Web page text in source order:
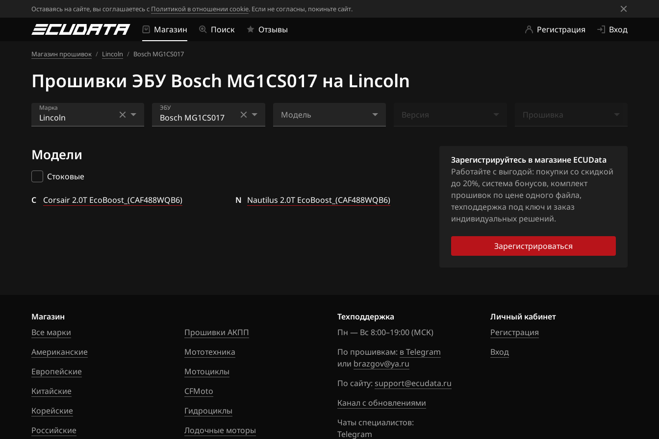
Оставаясь на сайте, вы соглашаетесь с Политикой в отношении cookie. Если не согласны, покиньте сайт.
Магазин Поиск Отзывы Регистрация Вход
Магазин прошивок / Lincoln / Bosch MG1CS017
Прошивки ЭБУ Bosch MG1CS017 на Lincoln
Марка
Alfa Romeo
ATLAS
Audi
BYD
Cadillac
Changan
Chenglong
Chery
Chevrolet
Chrysler
ЭБУ
Модель
Версия
Прошивка
Модели
Стоковые
C Corsair 2.0T EcoBoost_(CAF488WQB6) N Nautilus 2.0T EcoBoost_(CAF488WQB6)
Зарегистрируйтесь в магазине ECUData
Работайте с выгодой: покупки со скидкой
до 20%, система бонусов, комплект
прошивок по цене одного файла,
техподдержка под ключ и заказ
индивидуальных решений.
Зарегистрироваться
Магазин
Все марки
Американские
Европейские
Китайские
Корейские
Российские
Прошивки АКПП
Мототехника
Мотоциклы
CFMoto
Гидроциклы
Лодочные моторы
Техподдержка
Пн — Вс 8:00–19:00 (МСК)
По прошивкам: в Telegram
или brazgov@ya.ru
По сайту: support@ecudata.ru
Канал с обновлениями
Чаты специалистов:
Telegram
Личный кабинет
Регистрация
Вход